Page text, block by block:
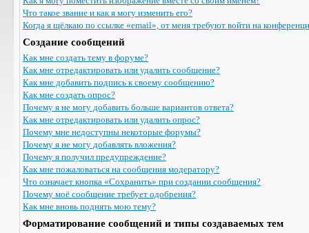
Что такое звание и как я могу изменить его?
Когда я щёлкаю по ссылке «email», от меня требуют войти на
Создание сообщений
Как мне создать тему в форуме?
Как мне отредактировать или удалить сообщение?
Как мне добавить подпись к своему сообщению?
Как мне создать опрос?
Почему я не могу добавить больше вариантов ответа?
Как мне отредактировать или удалить опрос?
Почему мне недоступны некоторые форумы?
Почему я не могу добавлять вложения?
Почему я получил предупреждение?
Как мне пожаловаться на сообщения модератору?
Что означает кнопка «Сохранить» при создании сообщения?
Почему моё сообщение требует одобрения?
Как мне вновь поднять мою тему?
Форматирование сообщений и типы создаваемых тем